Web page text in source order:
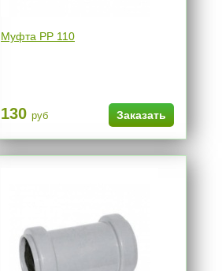
Муфта РР 110
130 руб Заказать